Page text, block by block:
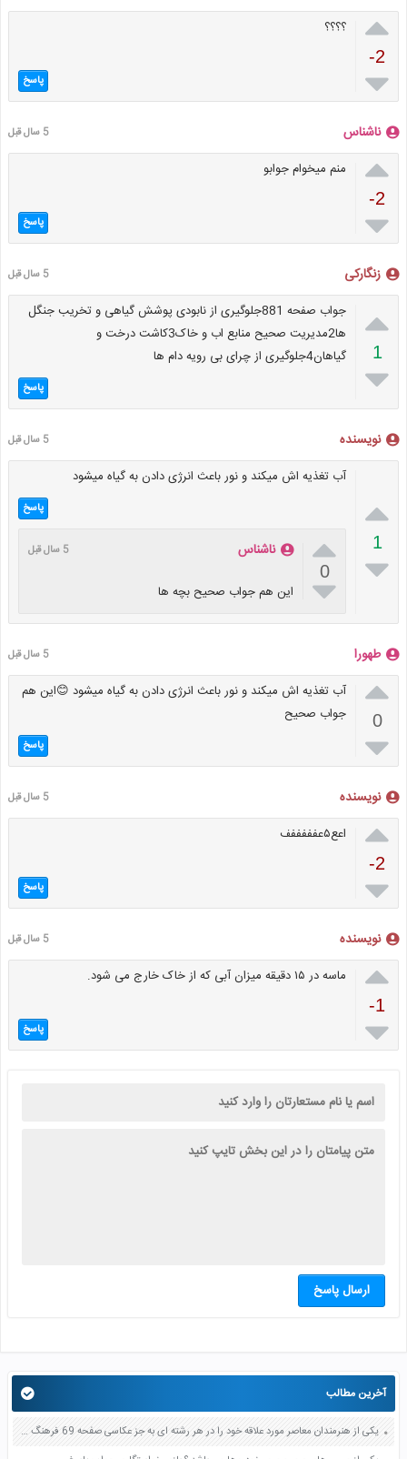

-2

؟؟؟؟
پاسخ
ناشناس 5 سال قبل

-2

منم میخوام جوابو
پاسخ
زنگارکی 5 سال قبل

1

جواب صفحه 881جلوگیری از نابودی پوشش گیاهی و تخریب جنگل
ها2مدیریت صحیح منابع اب و خاک3کاشت درخت و
گیاهان4جلوگیری از چرای بی رویه دام ها
پاسخ
نویسنده 5 سال قبل

1

آب تغذیه اش میکند و نور باعث انرژی دادن به گیاه میشود
پاسخ

0

ناشناس 5 سال قبل
این هم جواب صحیح بچه ها
طهورا 5 سال قبل

0

آب تغذیه اش میکند و نور باعث انرژی دادن به گیاه میشود 😊این هم
جواب صحیح
پاسخ
نویسنده 5 سال قبل

-2

اعع۵عفففففف
پاسخ
نویسنده 5 سال قبل

-1

ماسه در ١۵ دقیقه میزان آبی که از خاک خارج می شود.
پاسخ
ارسال پاسخ
آخرین مطالب
یکی از هنرمندان معاصر مورد علاقه خود را در هر رشته ای به جز عکاسی صفحه 69 فرهنگ و هنر نهم